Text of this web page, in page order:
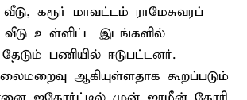
கரூர் மாவட்டம் ராமேசுவரப்
உள்ளிட்ட இடங்களில்
பணியில் ஈடுபட்டனர்.
ஆகியுள்ளதாக கூறப்படும்